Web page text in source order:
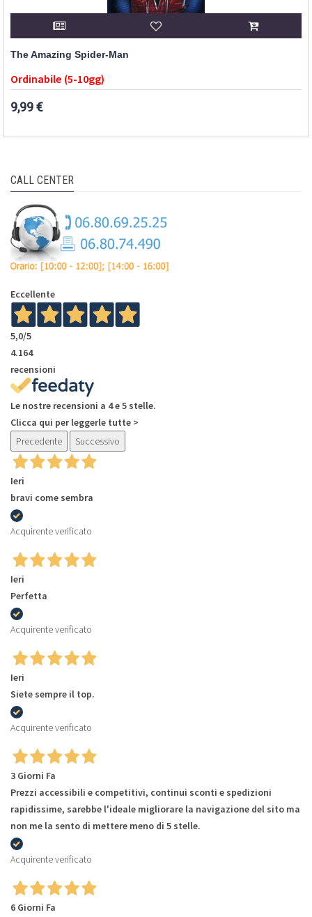
The Amazing Spider-Man
Ordinabile (5-10gg)
9,99 €
CALL CENTER
Eccellente
5,0/5
4.164
recensioni
Le nostre recensioni a 4 e 5 stelle.
Clicca qui per leggerle tutte >
Precedente
Successivo
Ieri
bravi come sembra
Acquirente verificato
Ieri
Perfetta
Acquirente verificato
Ieri
Siete sempre il top.
Acquirente verificato
3 Giorni Fa
Prezzi accessibili e competitivi, continui sconti e spedizioni
rapidissime, sarebbe l'ideale migliorare la navigazione del sito ma
non me la sento di mettere meno di 5 stelle.
Acquirente verificato
6 Giorni Fa